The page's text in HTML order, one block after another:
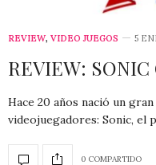
REVIEW, VIDEO JUEGOS 5
REVIEW: SONIC
Hace 20 años nació un
videojuegadores: Sonic, el
0 COMPARTIDO